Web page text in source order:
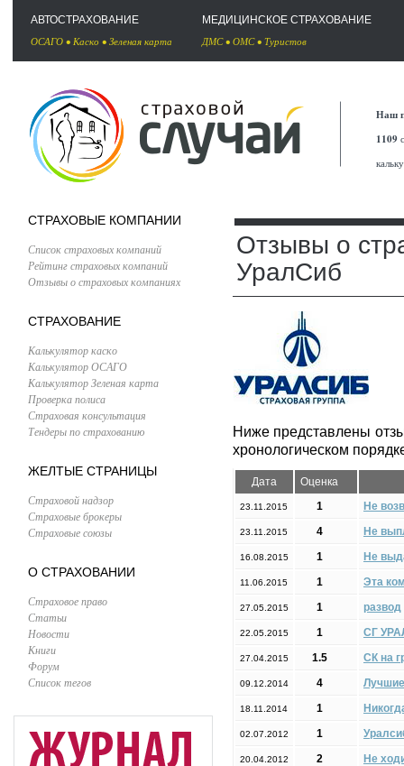
АВТОСТРАХОВАНИЕ
ОСАГО • Каско • Зеленая карта
МЕДИЦИНСКОЕ СТРАХОВАНИЕ
ДМС• ОМС• Туристов
Наш
1109
СТРАХОВЫЕ КОМПАНИИ
Список страховых компаний
Рейтинг страховых компаний
Отзывы о страховых компаниях
СТРАХОВАНИЕ
Калькулятор каско
Калькулятор ОСАГО
Калькулятор Зеленая карта
Проверка полиса
Страховая консультация
Тендеры по страхованию
ЖЕЛТЫЕ СТРАНИЦЫ
Страховой надзор
Страховые брокеры
Страховые союзы
О СТРАХОВАНИИ
Страховое право
Статьи
Новости
Книги
Форум
Список тегов
Отзывы о
УралСиб
Ниже представлены
хронологическом
Дата Оценка
23.11.2015 1 Не
23.11.2015 4 Не
16.08.2015 1 Не
11.06.2015 1 Эта
27.05.2015 1 развод
22.05.2015 1 СГ
27.04.2015 1.5 СК на
09.12.2014 4
18.11.2014 1
02.07.2012 1
20.04.2012 2 Не